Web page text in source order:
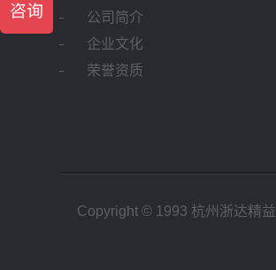
公司简介
企业文化
荣誉资质
Copyright © 1993 杭州 浙达精益